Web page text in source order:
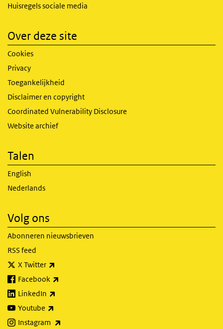
Huisregels sociale media
Over deze site
Cookies
Privacy
Toegankelijkheid
Disclaimer en copyright
Coordinated Vulnerability Disclosure
Website archief
Talen
English
Nederlands
Volg ons
Abonneren nieuwsbrieven
RSS feed
X Twitter
Facebook
LinkedIn
Youtube
Instagram